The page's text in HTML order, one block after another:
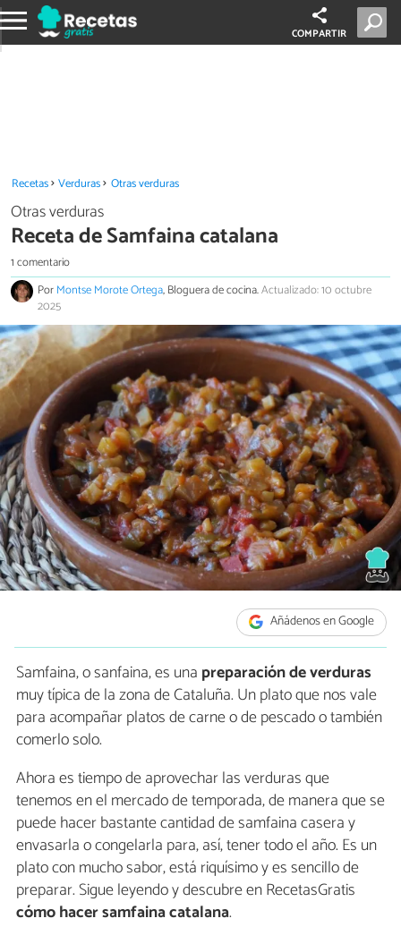
COMPARTIR
Recetas Verduras Otras verduras
Otras verduras
Receta de Samfaina catalana
1 comentario
PorMontse Morote Ortega, Bloguera de cocina.Actualizado: 10 octubre
2025
Añádenos en Google
Samfaina, o sanfaina, es una preparación de verduras
muy típica de la zona de Cataluña. Un plato que nos vale
para acompañar platos de carne o de pescado o también
comerlo solo.
Ahora es tiempo de aprovechar las verduras que
tenemos en el mercado de temporada, de manera que se
puede hacer bastante cantidad de samfaina casera y
envasarla o congelarla para, así, tener todo el año. Es un
plato con mucho sabor, está riquísimo y es sencillo de
preparar. Sigue leyendo y descubre en RecetasGratis
cómo hacer samfaina catalana.